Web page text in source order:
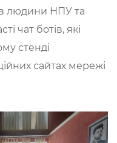
людини НПУ та
чат ботів, які
стенді
сайтах мережі